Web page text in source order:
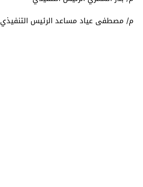
م/ مصطفى عياد مساعد الرئيس التنفيذي